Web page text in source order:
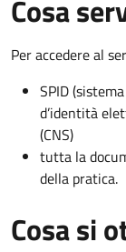
Cosa
Per accedere al
SPID
d’identità
(CNS)
tutta la
della pratica.
Cosa si